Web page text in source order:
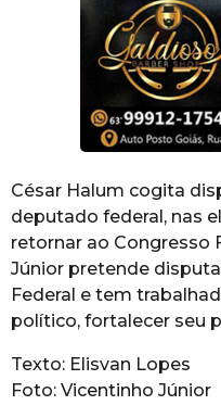
César Halum cogita
deputado federal, nas
retornar ao Congresso
Júnior pretende
Federal e tem
político, fortalecer seu
Texto: Elisvan Lopes
Foto: Vicentinho Júnior